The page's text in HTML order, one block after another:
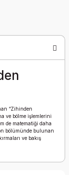
“Zihinden
ve bölme işlemlerini
de matematiği daha
bölümünde bulunan
ve bakış